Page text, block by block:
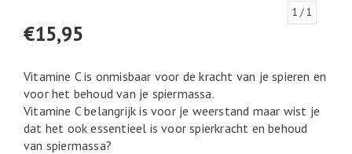
1 / 1
€15,95
Vitamine C is onmisbaar voor de kracht van je spieren en
voor het behoud van je spiermassa.
Vitamine C belangrijk is voor je weerstand maar wist je
dat het ook essentieel is voor spierkracht en behoud
van spiermassa?